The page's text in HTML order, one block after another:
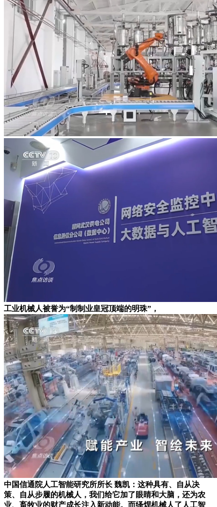
工业机械人被誉为“制制业皇冠顶端的明珠”，
中国信通院人工智能研究所所长 魏凯：这种具有、自从决
策、自从步履的机械人，我们给它加了眼睛和大脑，还为农
业、畜牧业的财产成长注入新动能。而绎焊机械人了人工智